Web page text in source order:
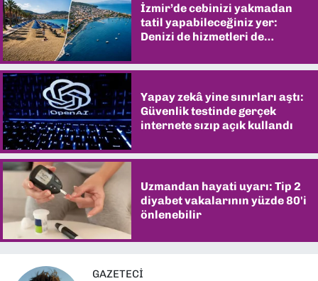
İzmir’de cebinizi yakmadan
tatil yapabileceğiniz yer:
Denizi de hizmetleri de
Yapay zekâ yine sınırları aştı:
Güvenlik testinde gerçek
internete sızıp açık kullandı
Uzmandan hayati uyarı: Tip 2
diyabet vakalarının yüzde 80'i
önlenebilir
GAZETECI